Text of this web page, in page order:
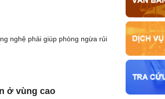
nghệ phải giúp phòng ngừa rủi
ở vùng cao